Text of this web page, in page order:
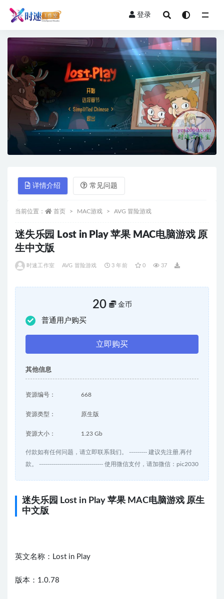
登录
详情介绍 常见问题
当前位置： 首页 MAC游戏 AVG 冒险游戏
迷失乐园 Lost in Play 苹果 MAC电脑游戏 原
生中文版
时速工作室 AVG 冒险游戏 3 年前 0 37
20 金币
普通用户购买
立即购买
其他信息
资源编号： 668
资源类型： 原生版
资源大小： 1.23 Gb
付款如有任何问题，请立即联系我们。 --------- 建议先注册,再付
款。 -------------------------------- 使用微信支付，请加微信：pic2030
迷失乐园 Lost in Play 苹果 MAC电脑游戏 原生
中文版
英文名称：Lost in Play
版本：1.0.78